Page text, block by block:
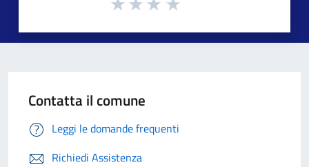
Contatta il comune
Leggi le domande frequenti
Richiedi Assistenza